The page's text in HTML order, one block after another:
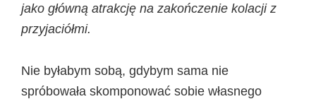
jako główną atrakcję na zakończenie kolacji z
przyjaciółmi.
Nie byłabym sobą, gdybym sama nie
spróbowała skomponować sobie własnego